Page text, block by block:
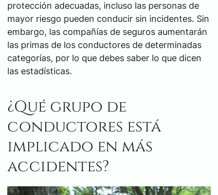
protección adecuadas, incluso las personas de
mayor riesgo pueden conducir sin incidentes. Sin
embargo, las compañías de seguros aumentarán
las primas de los conductores de determinadas
categorías, por lo que debes saber lo que dicen
las estadísticas.
¿Qué grupo de
conductores está
implicado en más
accidentes?